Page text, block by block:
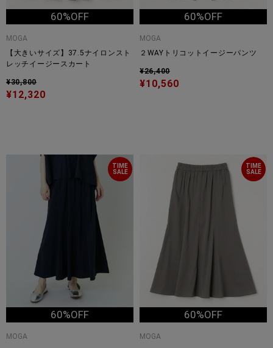
60%OFF
MOGA
【大きいサイズ】37.5ナイロンスト
レッチイージースカート
¥30,800
¥12,320
60%OFF
MOGA
２WAYトリコットイージーパンツ
¥26,400
¥10,560
TIME
SALE
60%OFF
MOGA
TIME
SALE
60%OFF
MOGA